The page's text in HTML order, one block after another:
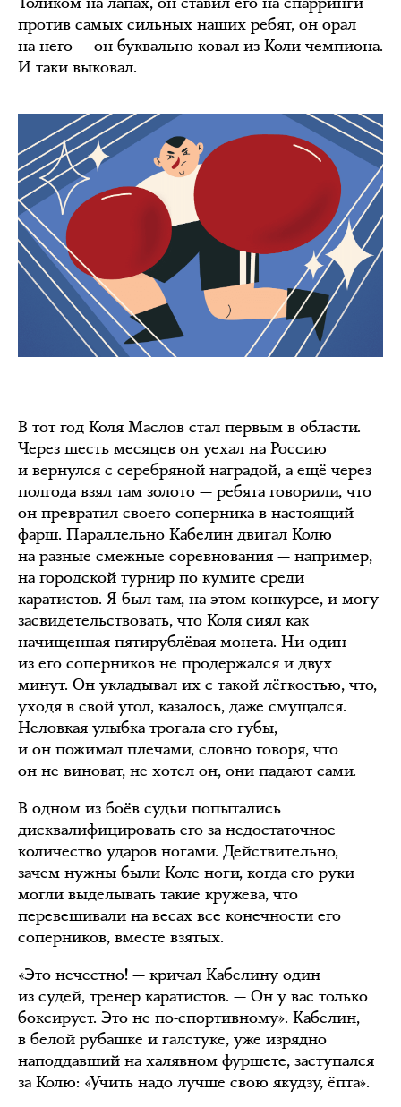
против самых сильных наших ребят, он орал
на него — он буквально ковал из Коли чемпиона.
И таки выковал.
В тот год Коля Маслов стал первым в области.
Через шесть месяцев он уехал на Россию
и вернулся с серебряной наградой, а ещё через
полгода взял там золото — ребята говорили, что
он превратил своего соперника в настоящий
фарш. Параллельно Кабелин двигал Колю
на разные смежные соревнования — например,
на городской турнир по кумите среди
каратистов. Я был там, на этом конкурсе, и могу
засвидетельствовать, что Коля сиял как
начищенная пятирублёвая монета. Ни один
из его соперников не продержался и двух
минут. Он укладывал их с такой лёгкостью, что,
уходя в свой угол, казалось, даже смущался.
Неловкая улыбка трогала его губы,
и он пожимал плечами, словно говоря, что
он не виноват, не хотел он, они падают сами.
В одном из боёв судьи попытались
дисквалифицировать его за недостаточное
количество ударов ногами. Действительно,
зачем нужны были Коле ноги, когда его руки
могли выделывать такие кружева, что
перевешивали на весах все конечности его
соперников, вместе взятых.
«Это нечестно! — кричал Кабелину один
из судей, тренер каратистов. — Он у вас только
боксирует. Это не по-спортивному». Кабелин,
в белой рубашке и галстуке, уже изрядно
наподдавший на халявном фуршете, заступался
за Колю: «Учить надо лучше свою якудзу, ёпта».